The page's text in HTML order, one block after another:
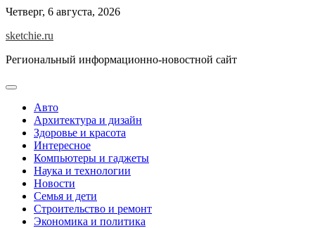
Skip
content
Четверг, 6 августа, 2026
sketchie.ru
Региональный информационно-новостной сайт
Авто
Архитектура и дизайн
Здоровье и красота
Интересное
Компьютеры и гаджеты
Наука и технологии
Новости
Семья и дети
Строительство и ремонт
Экономика и политика